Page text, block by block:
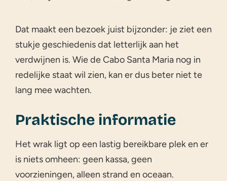
Dat maakt een bezoek juist bijzonder: je ziet een
stukje geschiedenis dat letterlijk aan het
verdwijnen is. Wie de Cabo Santa Maria nog in
redelijke staat wil zien, kan er dus beter niet te
lang mee wachten.
Praktische informatie
Het wrak ligt op een lastig bereikbare plek en er
is niets omheen: geen kassa, geen
voorzieningen, alleen strand en oceaan.